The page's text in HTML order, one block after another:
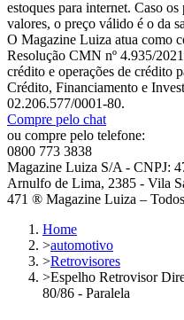
estoques para internet. Caso
valores, o preço válido é o da
O Magazine Luiza atua como
Resolução CMN nº 4.935/
crédito e operações de crédito
Crédito, Financiamento e
02.206.577/0001-80.
Compre pelo chat
ou compre pelo telefone:
0800 773 3838
Magazine Luiza S/A - CNPJ:
Arnulfo de Lima, 2385 - Vila
471 ® Magazine Luiza –
Home
>automotivo
>Retrovisores
>Espelho Retrovisor
80/86 - Paralela